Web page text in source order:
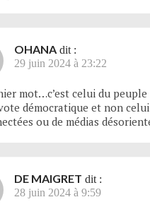
OHANA dit :
29 juin 2024 à 23:22
mot…c’est celui du peuple
démocratique et non celui
ou de médias
DE MAIGRET dit :
28 juin 2024 à 9:59